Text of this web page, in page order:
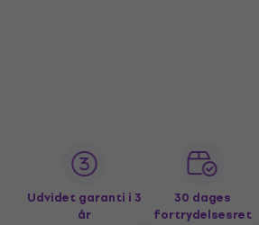
Udvidet garanti i 3
år
30 dages
fortrydelsesret